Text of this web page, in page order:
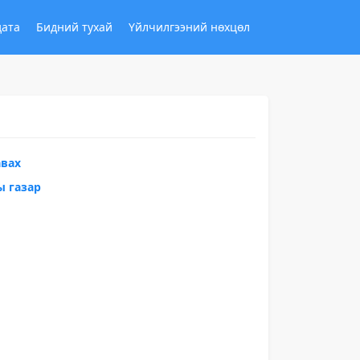
Бидний тухай Үйлчилгээний нөхцөл
газар